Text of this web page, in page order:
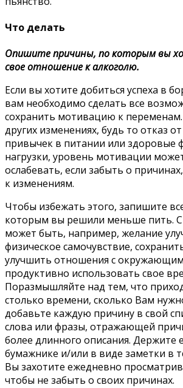
Что делать
Опишите причины, по которым вы
свое отношение к алкоголю.
Если вы хотите добиться успеха в
вам необходимо сделать все
сохранить мотивацию к
других изменениях, будь то отказ
привычек в питании или здоровые
нагрузки, уровень мотивации
ослабевать, если забыть о
к изменениям.
Чтобы избежать этого, запишите
которым вы решили меньше пить.
может быть, например, желание
физическое самочувствие,
улучшить отношения с
продуктивно использовать свое
Поразмышляйте над тем, что
столько времени, сколько Вам
добавьте каждую причину в свой
слова или фразы, отражающей
более длинного описания. Держите
бумажнике и/или в виде заметки в
Вы захотите ежедневно
чтобы не забыть о своих причинах.